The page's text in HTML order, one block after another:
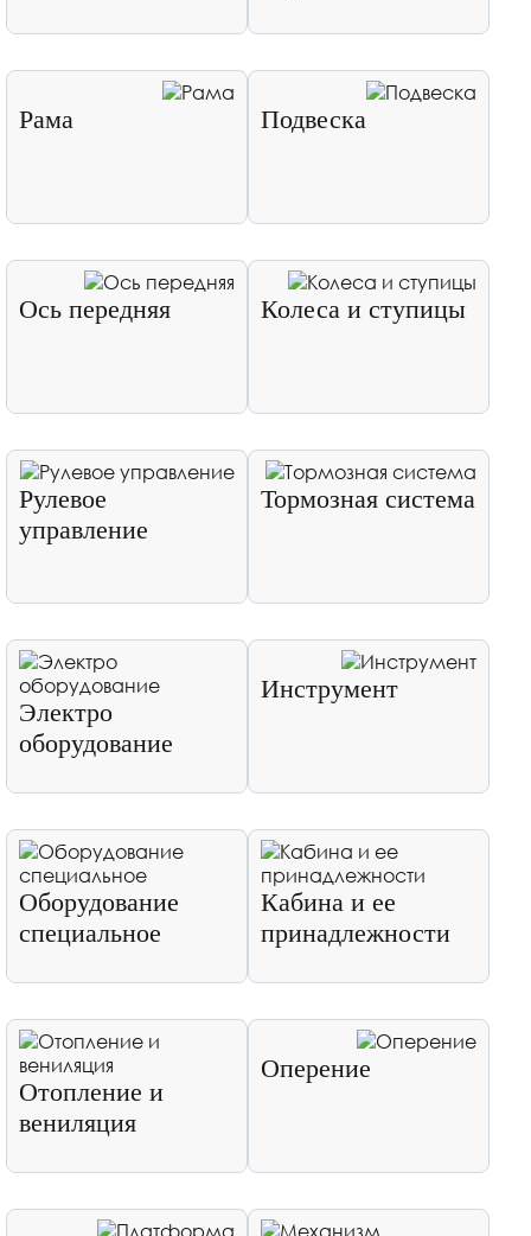
Рама Подвеска
Ось передняя Колеса и ступицы
Рулевое
управление
Тормозная система
Электро
оборудование
Инструмент
Оборудование
специальное
Кабина и ее
принадлежности
Отопление и
вениляция
Оперение